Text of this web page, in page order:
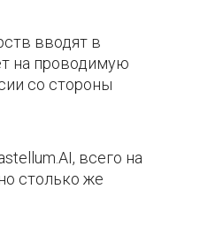
вводят в
на проводимую
со стороны
всего на
столько же